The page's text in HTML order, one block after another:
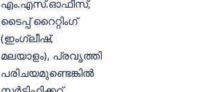
എം.എസ്.ഓഫീസ്,
ടൈപ്പ് റൈറ്റിംഗ്
(ഇംഗ്ലീഷ്,
മലയാളം), പ്രവൃത്തി
പരിചയമുണ്ടെങ്കിൽ